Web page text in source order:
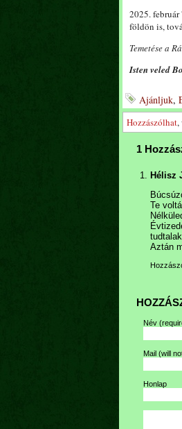
2025.
földön is,
Temetése a
Isten veled
Ajánljuk,
Hozzászólhat,
1
Hélisz
Te
Aztán
Név
Mail (will
Honlap